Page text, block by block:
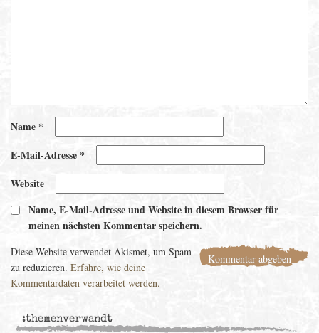
Name *
E-Mail-Adresse *
Website
Name, E-Mail-Adresse und Website in diesem Browser für
meinen nächsten Kommentar speichern.
Diese Website verwendet Akismet, um Spam
zu reduzieren. Erfahre, wie deine
Kommentardaten verarbeitet werden.
:themenverwandt